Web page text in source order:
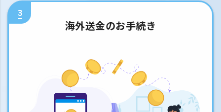
3
海外送金のお手続き